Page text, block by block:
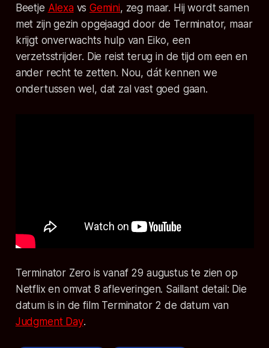
Beetje Alexavs Gemini, zeg maar. Hij wordt samen
met zijn gezin opgejaagd door de Terminator, maar
krijgt onverwachts hulp van Eiko, een
verzetsstrijder. Die reist terug in de tijd om een en
ander recht te zetten. Nou, dát kennen we
ondertussen wel, dat zal vast goed gaan.
Terminator Zero is vanaf 29 augustus te zien op
Netflix en omvat 8 afleveringen. Saillant detail: Die
datum is in de film Terminator 2 de datum van
Judgment Day.